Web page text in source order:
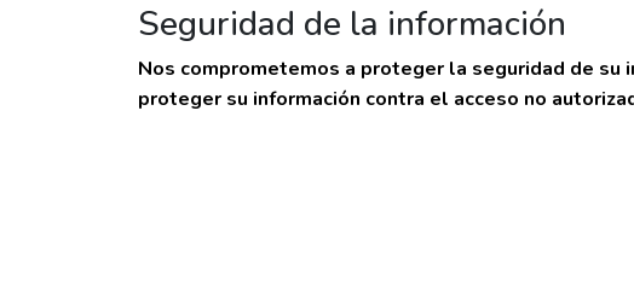
Seguridad de la información
Nos comprometemos a proteger la seguridad de su
proteger su información contra el acceso no